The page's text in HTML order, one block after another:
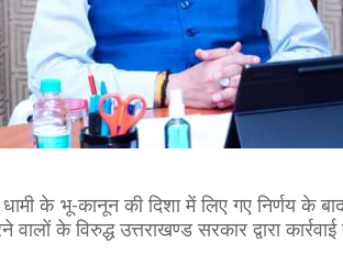
के भू-कानून की दिशा में लिए गए निर्णय के
के विरुद्ध उत्तराखण्ड सरकार द्वारा